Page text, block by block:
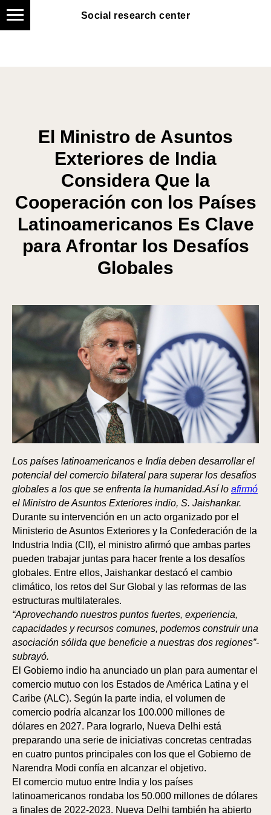
Social research center
Social research center
El Ministro de Asuntos
Exteriores de India
Considera Que la
Cooperación con los Países
Latinoamericanos Es Clave
para Afrontar los Desafíos
Globales
Los países latinoamericanos e India deben desarrollar el
potencial del comercio bilateral para superar los desafíos
globales a los que se enfrenta la humanidad.Así lo afirmó
el Ministro de Asuntos Exteriores indio, S. Jaishankar.
Durante su intervención en un acto organizado por el
Ministerio de Asuntos Exteriores y la Confederación de la
Industria India (CII), el ministro afirmó que ambas partes
pueden trabajar juntas para hacer frente a los desafíos
globales. Entre ellos, Jaishankar destacó el cambio
climático, los retos del Sur Global y las reformas de las
estructuras multilaterales.
“Aprovechando nuestros puntos fuertes, experiencia,
capacidades y recursos comunes, podemos construir una
asociación sólida que beneficie a nuestras dos regiones”-
subrayó.
El Gobierno indio ha anunciado un plan para aumentar el
comercio mutuo con los Estados de América Latina y el
Caribe (ALC). Según la parte india, el volumen de
comercio podría alcanzar los 100.000 millones de
dólares en 2027. Para lograrlo, Nueva Delhi está
preparando una serie de iniciativas concretas centradas
en cuatro puntos principales con los que el Gobierno de
Narendra Modi confía en alcanzar el objetivo.
El comercio mutuo entre India y los países
latinoamericanos rondaba los 50.000 millones de dólares
a finales de 2022-2023. Nueva Delhi también ha abierto